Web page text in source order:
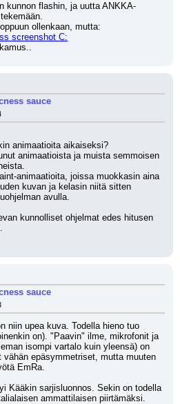
kunnon flashin, ja uutta ANKKA-
ollenkaan, mutta:
screenshot C:
sauce
animaatioita aikaiseksi?
animaatioista ja muista semmoisen
animaatioita, joissa muokkasin aina
kuvan ja kelasin niitä sitten
avulla.
kunnolliset ohjelmat edes hitusen
sauce
niin upea kuva. Todella hieno tuo
on). "Paavin" ilme, mikrofonit ja
isompi vartalo kuin yleensä) on
vähän epäsymmetriset, mutta muuten
EmRa.
Kääkin sarjisluonnos. Sekin on todella
ammattilaisen piirtämäksi.